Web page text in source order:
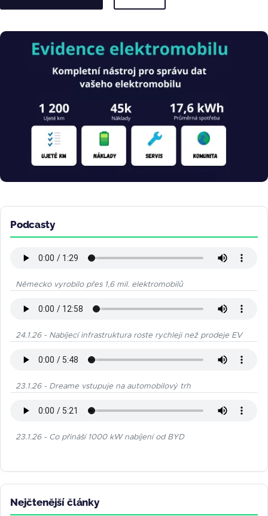
Obrázek
Podcasty
Německo vyrobilo přes 1,6 mil. elektromobilů
24.1.26 - Nabíjecí infrastruktura roste rychleji než prodeje EV
23.1.26 - Dreame vstupuje na automobilový trh
23.1.26 - Co přináší 1000 kW nabíjení od BYD
Nejčtenější články